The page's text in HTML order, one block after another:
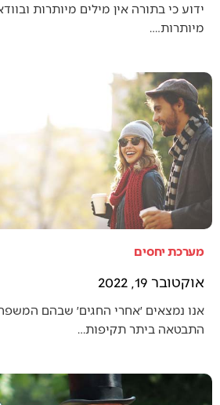
ידוע כי בתורה אין מילים מיותרות
מיותרות.…
מערכת יחסים
אוקטובר 19, 2022
אנו נמצאים ׳אחרי החגים׳ שבהם
התבטאה ביתר תקיפות…